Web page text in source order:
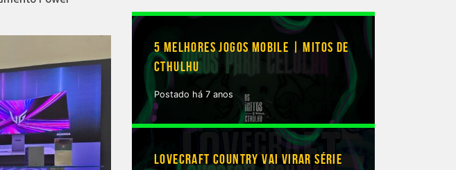
5 MELHORES JOGOS MOBILE | MITOS DE
CTHULHU
Postado há 7 anos
LOVECRAFT COUNTRY VAI VIRAR SÉRIE